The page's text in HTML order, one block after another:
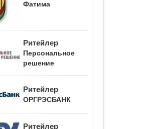
Фатима
Ритейлер
Персональное
решение
Ритейлер
ОРГРЭСБАНК
Ритейлер